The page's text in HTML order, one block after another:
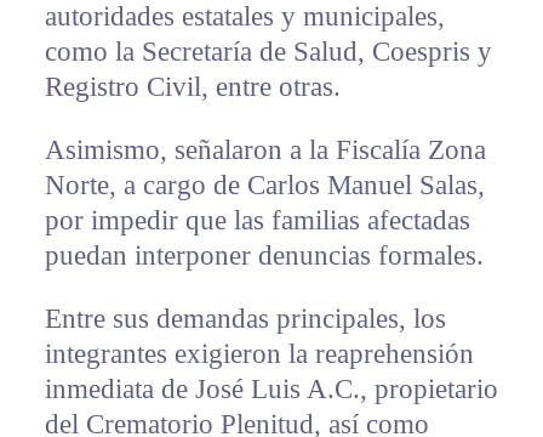
autoridades estatales y municipales,
como la Secretaría de Salud, Coespris y
Registro Civil, entre otras.
Asimismo, señalaron a la Fiscalía Zona
Norte, a cargo de Carlos Manuel Salas,
por impedir que las familias afectadas
puedan interponer denuncias formales.
Entre sus demandas principales, los
integrantes exigieron la reaprehensión
inmediata de José Luis A.C., propietario
del Crematorio Plenitud, así como